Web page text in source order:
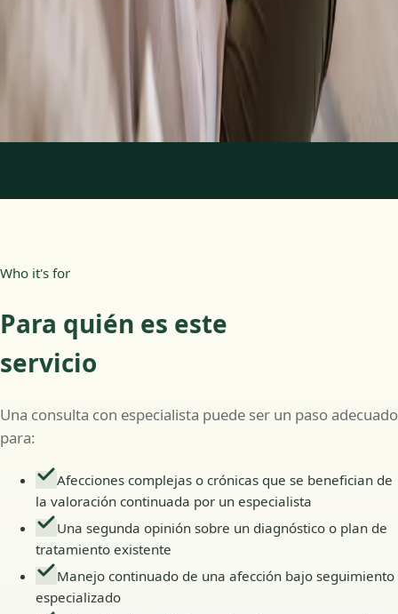
Psicología Clínica Reservar cita
Who it's for
Para quién es este
servicio
Una consulta con especialista puede ser un paso adecuado
para:
Afecciones complejas o crónicas que se benefician de
la valoración continuada por un especialista
Una segunda opinión sobre un diagnóstico o plan de
tratamiento existente
Manejo continuado de una afección bajo seguimiento
especializado